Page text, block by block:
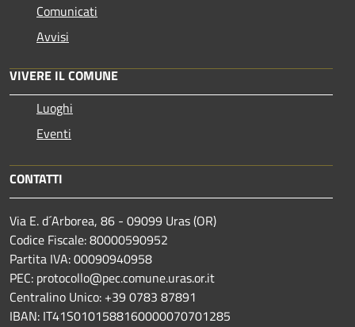
Comunicati
Avvisi
VIVERE IL COMUNE
Luoghi
Eventi
CONTATTI
Via E. d´Arborea, 86 - 09099 Uras (OR)
Codice Fiscale: 80000590952
Partita IVA: 00090940958
PEC: protocollo@pec.comune.uras.or.it
Centralino Unico: +39 0783 87891
IBAN: IT41S0101588160000070701285